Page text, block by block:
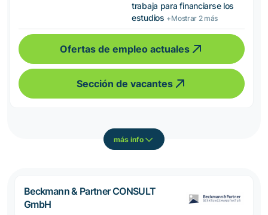
trabaja para financiarse los
estudios +Mostrar 2 más
Ofertas de empleo actuales
Sección de vacantes
más info
Beckmann & Partner CONSULT
GmbH